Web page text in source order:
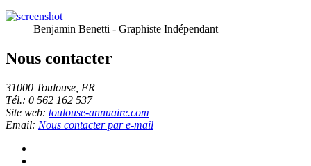
Benjamin Benetti - Graphiste Indépendant
Nous contacter
31000 Toulouse, FR
Tél.: 0 562 162 537
Site web: toulouse-annuaire.com
Email: Nous contacter par e-mail